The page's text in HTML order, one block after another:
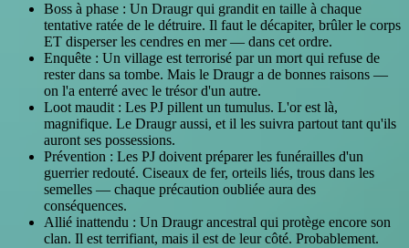
Boss à phase : Un Draugr qui grandit en taille à chaque
tentative ratée de le détruire. Il faut le décapiter, brûler le corps
ET disperser les cendres en mer — dans cet ordre.
Enquête : Un village est terrorisé par un mort qui refuse de
rester dans sa tombe. Mais le Draugr a de bonnes raisons —
on l'a enterré avec le trésor d'un autre.
Loot maudit : Les PJ pillent un tumulus. L'or est là,
magnifique. Le Draugr aussi, et il les suivra partout tant qu'ils
auront ses possessions.
Prévention : Les PJ doivent préparer les funérailles d'un
guerrier redouté. Ciseaux de fer, orteils liés, trous dans les
semelles — chaque précaution oubliée aura des
conséquences.
Allié inattendu : Un Draugr ancestral qui protège encore son
clan. Il est terrifiant, mais il est de leur côté. Probablement.